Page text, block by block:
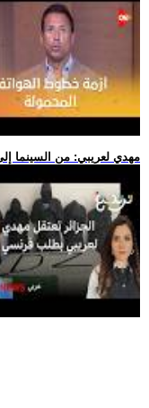
.. مهدي لعريبي: من السينما